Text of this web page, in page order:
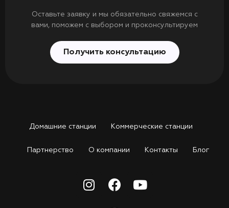
Оставьте заявку и мы обязательно свяжемся с
вами, поможем с выбором и проконсультируем
Получить консультацию
Домашние станции Коммерческие станции
Партнерство О компании Контакты Блог